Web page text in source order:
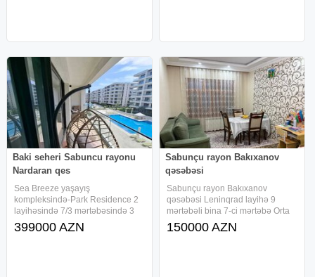
Baki seheri Sabuncu rayonu
Nardaran qes
Sea Breeze yaşayış
kompleksində-Park Residence 2
layihəsində 7/3 mərtəbəsində 3
otaqlı əla təmirli və əşyalı mənzil
satılır. Mənzilin sahəsi 100 kv.
399000 AZN
Sabunçu rayon Bakıxanov
qəsəbəsi
Sabunçu rayon Bakıxanov
qəsəbəsi Leninqrad layihə 9
mərtəbəli bina 7-ci mərtəbə Orta
blok 49kv 2 otaqlı mənzil satılır
Mənzilin 2 balkonu var, Əşyalar
150000 AZN